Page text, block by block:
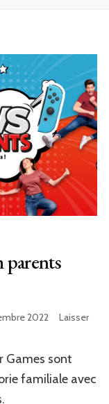
parents
2022
Laisser
Games sont
familiale avec